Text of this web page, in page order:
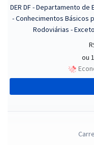
DER DF - Departamento
- Conhecimentos Básicos
Rodoviárias -
ou
DER DF - Departamento